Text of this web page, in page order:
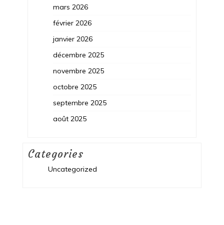
mars 2026
février 2026
janvier 2026
décembre 2025
novembre 2025
octobre 2025
septembre 2025
août 2025
Categories
Uncategorized